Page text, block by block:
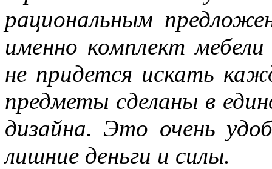
рациональным
именно комплект
не придется искать
предметы сделаны в
дизайна. Это очень
лишние деньги и силы.